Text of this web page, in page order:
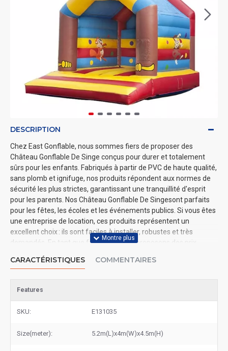
DESCRIPTION
Chez East Gonflable, nous sommes fiers de proposer des
Château Gonflable De Singe conçus pour durer et totalement
sûrs pour les enfants. Fabriqués à partir de PVC de haute qualité,
sans plomb et ignifuge, nos produits répondent aux normes de
sécurité les plus strictes, garantissant une tranquillité d'esprit
pour les parents. Nos Château Gonflable De Singesont parfaits
pour les fêtes, les écoles et les événements publics. Si vous êtes
une entreprise de location, ces produits représentent un
excellent choix : ils sont faciles à installer, robustes et très
demandés. En tant que fabricant, nous proposons des prix
produits de qualité à des tarifs abordables.
CARACTÉRISTIQUES COMMENTAIRES
Features
SKU: E131035
Size(meter): 5.2m(L)x4m(W)x4.5m(H)